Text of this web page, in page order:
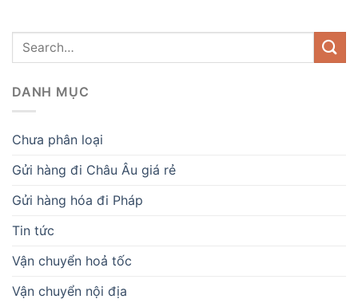
DANH MỤC
Chưa phân loại
Gửi hàng đi Châu Âu giá rẻ
Gửi hàng hóa đi Pháp
Tin tức
Vận chuyển hoả tốc
Vận chuyển nội địa